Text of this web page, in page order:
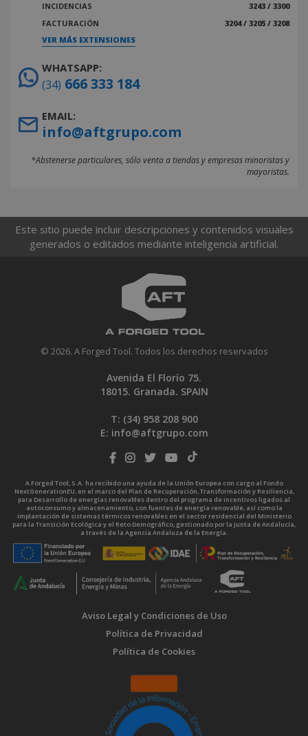
INCIDENCIAS
3243 / 3300
FACTURACIÓN
3204 / 3205 / 3208
VER MÁS EXTENSIONES
WHATSAPP:
(34) 666 333 184
EMAIL:
info@aftgrupo.com
*Abstenerse particulares, sólo venta a tiendas y empresas minoristas y
mayoristas.
Este sitio puede incluir descripciones y contenidos visuales
generados o editados mediante inteligencia artificial.
© 2026. A Forged Tool. Todos los derechos reservados
Avenida El Florío 75.
18015. Granada. SPAIN
T: (34) 958 208 900
E: info@aftgrupo.com
A Forged Tool, S.A. ha recibido una ayuda de la Unión Europea con cargo al Fondo
NextGenerationEU, en el marco del Plan de Recuperación, Transformación y Resiliencia,
para Desarrollo de energías renovables dentro del programa de incentivos ligados al
autoconsumo y almacenamiento, con fuentes de energía renovable, así como la
implantación de sistemas térmicos renovables en el sector residencial del Ministerio
para la Transición Ecológica y el Reto Demográfico, gestionado por la Junta de Andalucía,
a través de la Agencia Andaluza de la Energía.
Aviso Legal y Condiciones de Uso
Política de Privacidad
Política de Cookies